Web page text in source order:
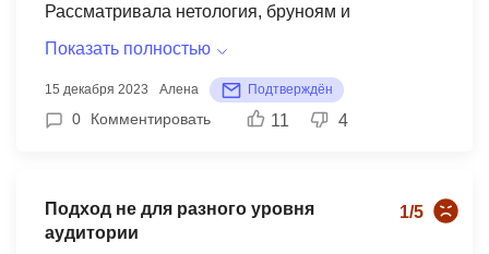
Рассматривала нетология, бруноям и
контуршкола. Почитав отзывы очень
прослушала, решила оставить отзыв. Основные
достоинства занятий: полезный, а главное было
Лекции построены на балансе теории и
практики, лекторы дают хороший и интересный
Показать полностью
15 декабря 2023 Алена Подтверждён
0 Комментировать 11 4
Подход не для разного уровня
аудитории
1/5